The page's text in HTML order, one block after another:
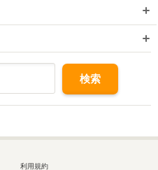
利用規約